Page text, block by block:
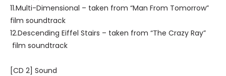
11.Multi-Dimensional – taken from “Man From Tomorrow”
film soundtrack
12.Descending Eiffel Stairs – taken from “The Crazy Ray”
film soundtrack
[CD 2] Sound